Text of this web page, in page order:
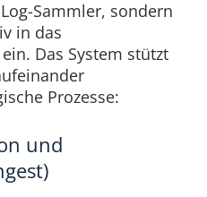
Sammler, sondern
in das
Das System stützt
Prozesse:
und